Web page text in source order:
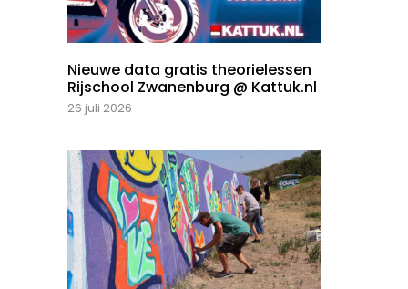
Nieuwe data gratis theorielessen
Rijschool Zwanenburg @ Kattuk.nl
26 juli 2026